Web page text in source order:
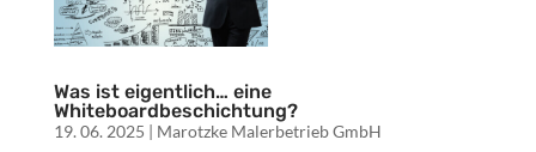
Was ist eigentlich… eine
Whiteboardbeschichtung?
19. 06. 2025 | Marotzke Malerbetrieb GmbH